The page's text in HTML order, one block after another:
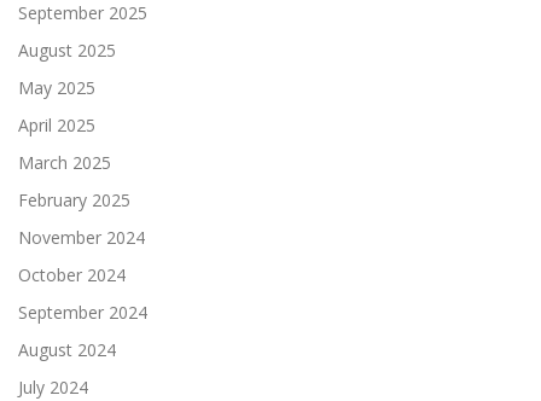
September 2025
August 2025
May 2025
April 2025
March 2025
February 2025
November 2024
October 2024
September 2024
August 2024
July 2024